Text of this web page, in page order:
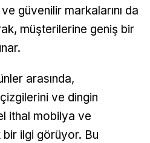
güvenilir markalarını da
müşterilerine geniş bir
arasında,
ve dingin
ithal mobilya ve
ilgi görüyor. Bu